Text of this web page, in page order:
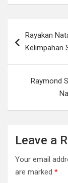
ce
o
k
at
A
p
navigation
Rayakan
Kelimpahan
Raymond
Leave a
Your email
are marked *